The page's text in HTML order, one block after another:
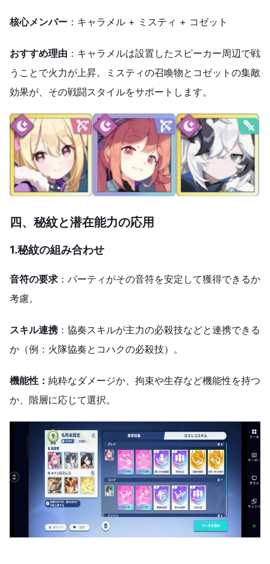
核心メンバー ：キャラメル + ミスティ + コゼット
おすすめ理由 ：キャラメルは設置したスピーカー周辺で戦
うことで火力が上昇。ミスティの召喚物とコゼットの集敵
効果が、その戦闘スタイルをサポートします。
四、秘紋と潜在能力の応用
1.秘紋の組み合わせ
音符の要求 ：パーティがその音符を安定して獲得できるか
考慮。
スキル連携 ：協奏スキルが主力の必殺技などと連携できる
か（例：火隊協奏とコハクの必殺技）。
機能性： 純粋なダメージか、拘束や生存など機能性を持つ
か、階層に応じて選択。